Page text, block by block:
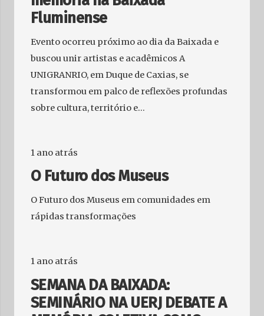
Fluminense
Evento ocorreu próximo ao dia da Baixada e
buscou unir artistas e acadêmicos A
UNIGRANRIO, em Duque de Caxias, se
transformou em palco de reflexões profundas
sobre cultura, território e…
1 ano atrás
O Futuro dos Museus
O Futuro dos Museus em comunidades em
rápidas transformações
1 ano atrás
SEMANA DA BAIXADA:
SEMINÁRIO NA UERJ DEBATE A